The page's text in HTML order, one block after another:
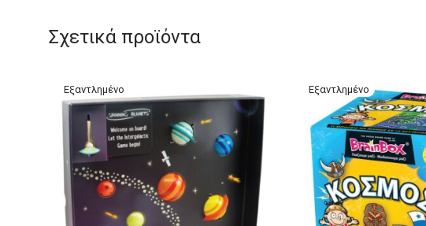
Σχετικά προϊόντα